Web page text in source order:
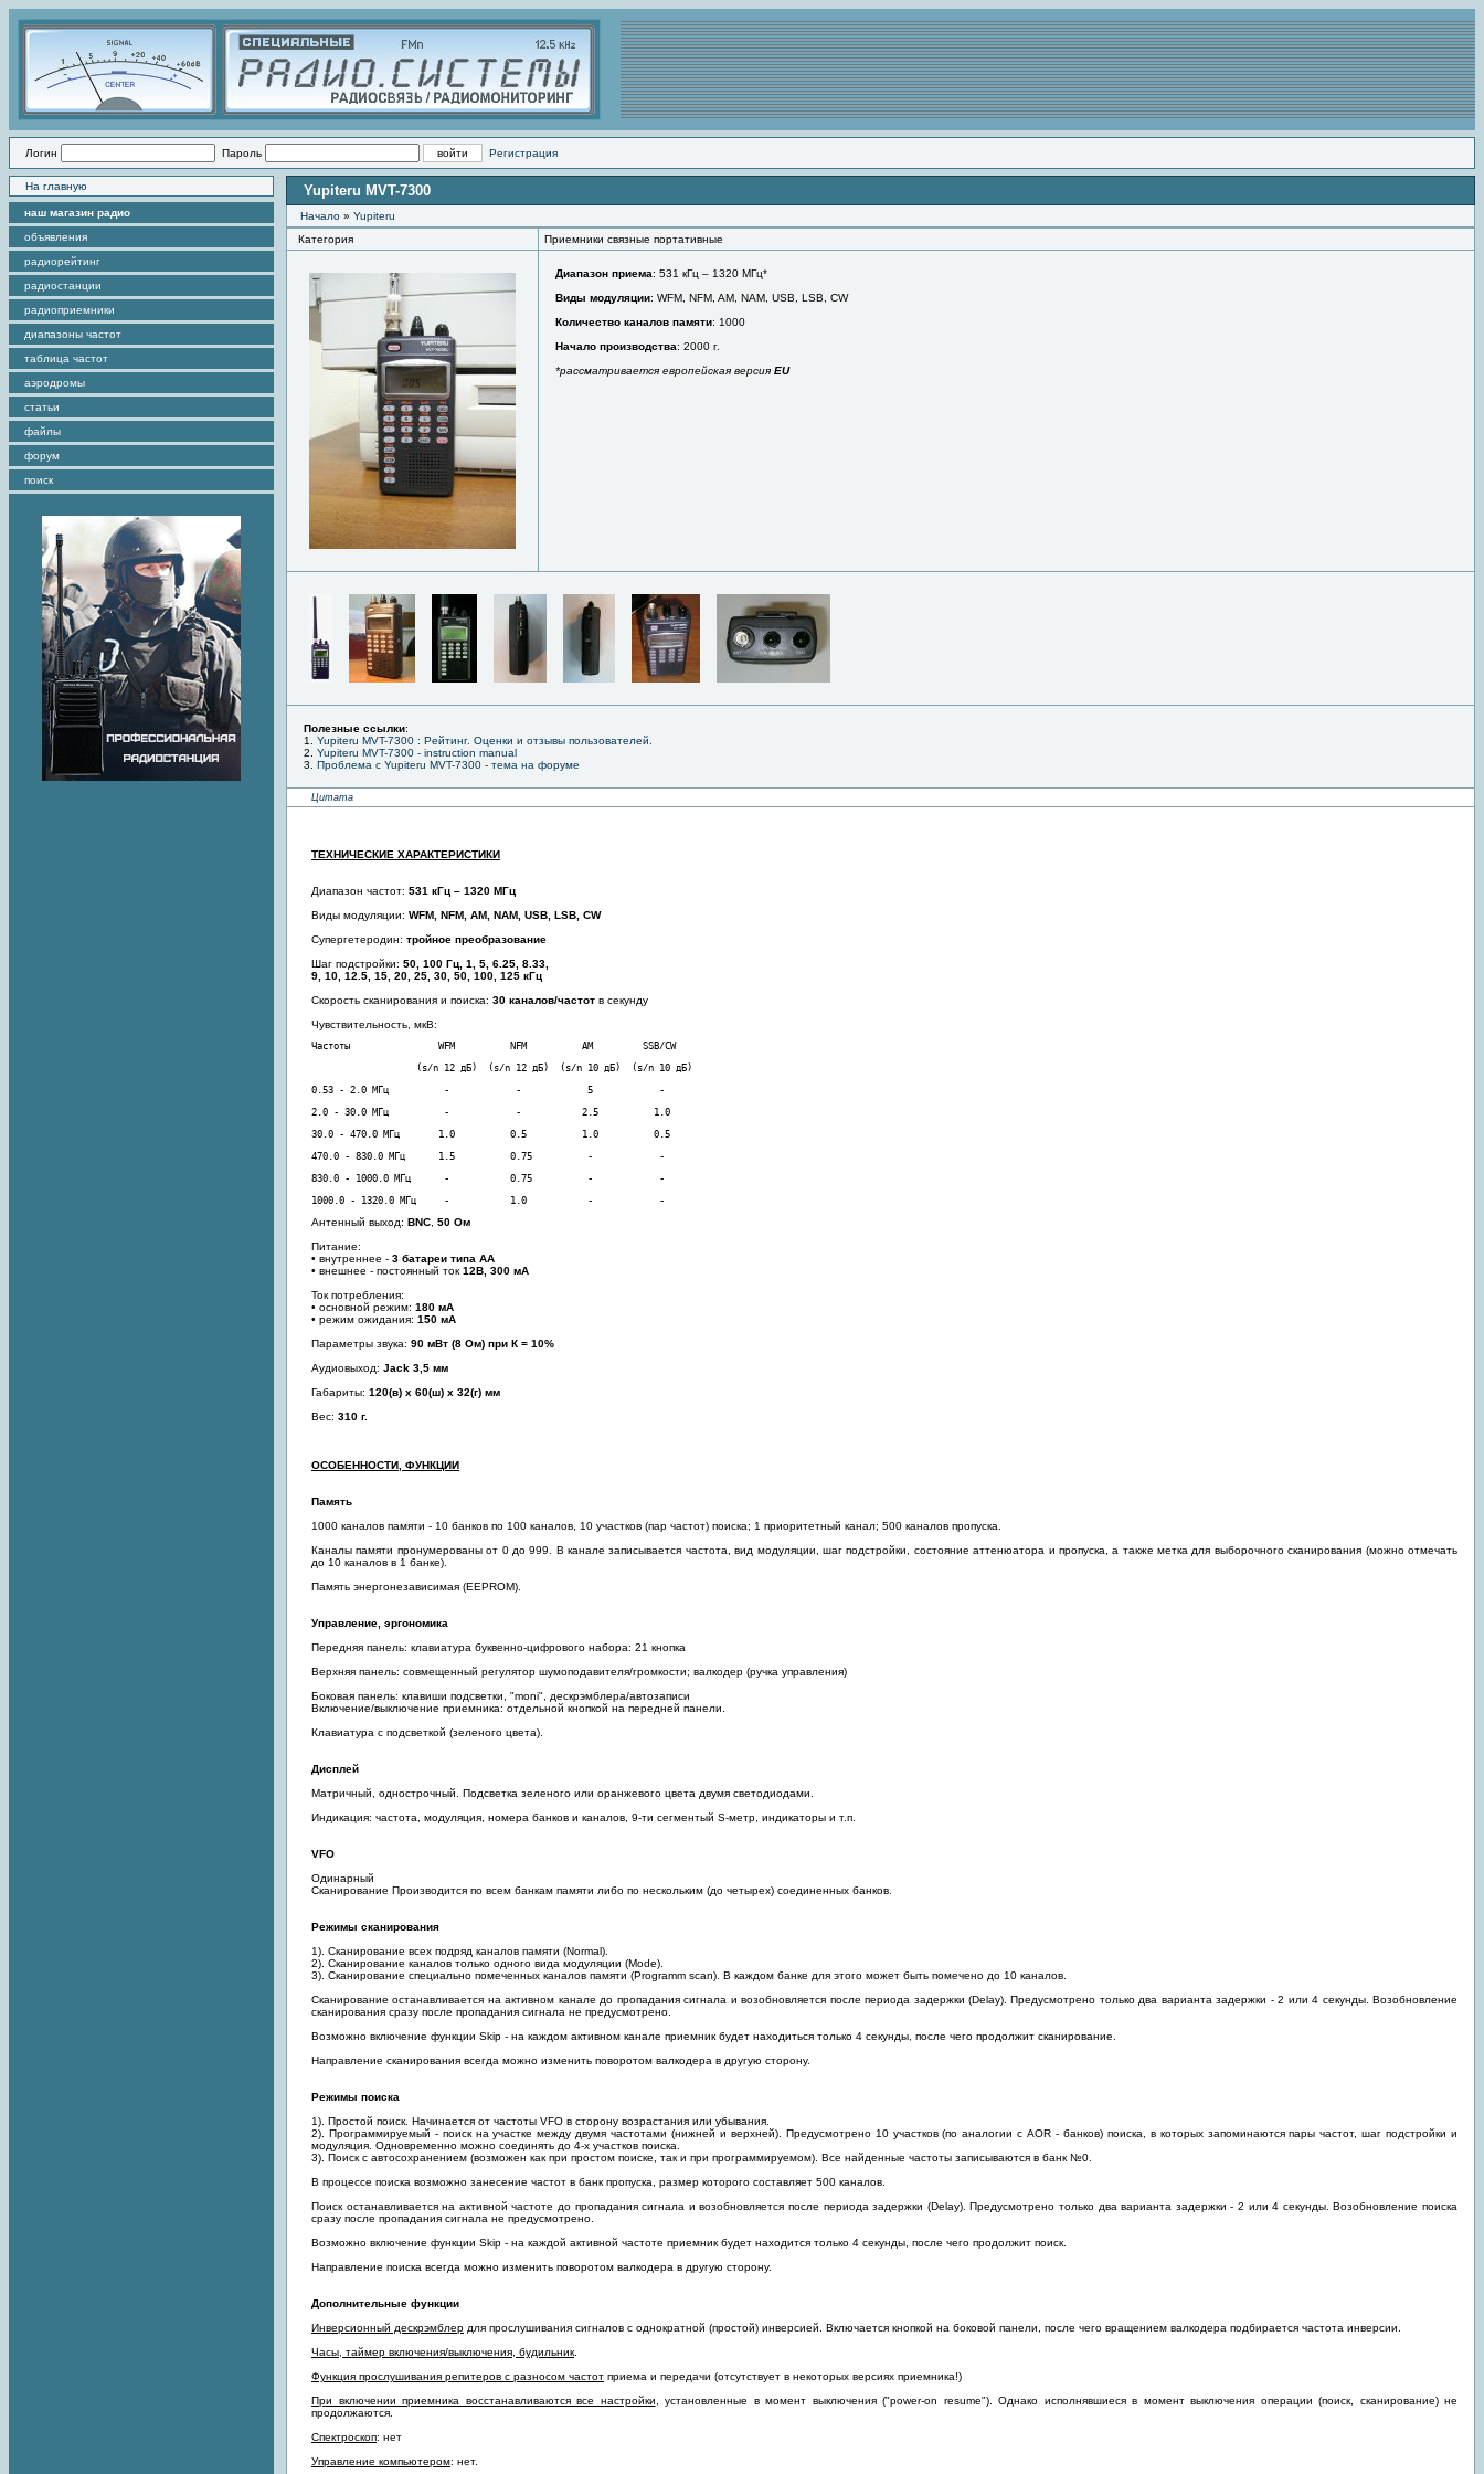
Логин Пароль Регистрация
На главную
наш магазин радио
объявления
радиорейтинг
радиостанции
радиоприемники
диапазоны частот
таблица частот
аэродромы
статьи
файлы
форум
поиск
Yupiteru MVT-7300
Начало » Yupiteru
Категория
Приемники связные портативные
Диапазон приема: 531 кГц – 1320 МГц*
Виды модуляции: WFM, NFM, AM, NAM, USB, LSB, CW
Количество каналов памяти: 1000
Начало производства: 2000 г.
*рассматривается европейская версия EU
Полезные ссылки:
1. Yupiteru MVT-7300 : Рейтинг. Оценки и отзывы пользователей.
2. Yupiteru MVT-7300 - instruction manual
3. Проблема с Yupiteru MVT-7300 - тема на форуме
Цитата
ТЕХНИЧЕСКИЕ ХАРАКТЕРИСТИКИ
Диапазон частот: 531 кГц – 1320 МГц
Виды модуляции: WFM, NFM, AM, NAM, USB, LSB, CW
Супергетеродин: тройное преобразование
Шаг подстройки: 50, 100 Гц, 1, 5, 6.25, 8.33,
9, 10, 12.5, 15, 20, 25, 30, 50, 100, 125 кГц
Скорость сканирования и поиска: 30 каналов/частот в секунду
Чувствительность, мкВ:
1000.0 - 1320.0 МГц     -           1.0           -            -
Антенный выход: BNC 50 Ом
Питание:
• внутреннее - 3 батареи типа AA
• внешнее - постоянный ток 12В, 300 мА
Ток потребления:
• основной режим: 180 мA
• режим ожидания: 150 мA
Параметры звука: 90 мВт (8 Ом) при К = 10%
Аудиовыход: Jack 3,5 мм
Габариты: 120(в) x 60(ш) x 32(г) мм
Вес: 310 г.
ОСОБЕННОСТИ, ФУНКЦИИ
Память
1000 каналов памяти - 10 банков по 100 каналов, 10 участков (пар частот) поиска; 1 приоритетный канал; 500 каналов пропуска.
Каналы памяти пронумерованы от 0 до 999. В канале записывается частота, вид модуляции, шаг подстройки, состояние аттенюатора и пропуска, а также метка для выборочного сканирования (можно отмечать
до 10 каналов в 1 банке).
Память энергонезависимая (EEPROM).
Управление, эргономика
Передняя панель: клавиатура буквенно-цифрового набора: 21 кнопка
Верхняя панель: совмещенный регулятор шумоподавителя/громкости; валкодер (ручка управления)
Боковая панель: клавиши подсветки, "moni", дескрэмблера/автозаписи
Включение/выключение приемника: отдельной кнопкой на передней панели.
Клавиатура с подсветкой (зеленого цвета).
Дисплей
Матричный, однострочный. Подсветка зеленого или оранжевого цвета двумя светодиодами.
Индикация: частота, модуляция, номера банков и каналов, 9-ти сегментый S-метр, индикаторы и т.п.
VFO
Одинарный
Сканирование Производится по всем банкам памяти либо по нескольким (до четырех) соединенных банков.
Режимы сканирования
1). Сканирование всех подряд каналов памяти (Normal).
2). Сканирование каналов только одного вида модуляции (Mode).
3). Сканирование специально помеченных каналов памяти (Programm scan). В каждом банке для этого может быть помечено до 10 каналов.
Сканирование останавливается на активном канале до пропадания сигнала и возобновляется после периода задержки (Delay). Предусмотрено только два варианта задержки - 2 или 4 секунды. Возобновление
сканирования сразу после пропадания сигнала не предусмотрено.
Возможно включение функции Skip - на каждом активном канале приемник будет находиться только 4 секунды, после чего продолжит сканирование.
Направление сканирования всегда можно изменить поворотом валкодера в другую сторону.
Режимы поиска
1). Простой поиск. Начинается от частоты VFO в сторону возрастания или убывания.
2). Программируемый - поиск на участке между двумя частотами (нижней и верхней). Предусмотрено 10 участков (по аналогии с AOR - банков) поиска, в которых запоминаются пары частот, шаг подстройки и
модуляция. Одновременно можно соединять до 4-х участков поиска.
3). Поиск с автосохранением (возможен как при простом поиске, так и при программируемом). Все найденные частоты записываются в банк №0.
В процессе поиска возможно занесение частот в банк пропуска, размер которого составляет 500 каналов.
Поиск останавливается на активной частоте до пропадания сигнала и возобновляется после периода задержки (Delay). Предусмотрено только два варианта задержки - 2 или 4 секунды. Возобновление поиска
сразу после пропадания сигнала не предусмотрено.
Возможно включение функции Skip - на каждой активной частоте приемник будет находится только 4 секунды, после чего продолжит поиск.
Направление поиска всегда можно изменить поворотом валкодера в другую сторону.
Дополнительные функции
Инверсионный дескрэмблер для прослушивания сигналов с однократной (простой) инверсией. Включается кнопкой на боковой панели, после чего вращением валкодера подбирается частота инверсии.
Часы, таймер включения/выключения, будильник
Функция прослушивания репитеров с разносом частот приема и передачи (отсутствует в некоторых версиях приемника!)
При включении приемника восстанавливаются все настройки , установленные в момент выключения ("power-on resume"). Однако исполнявшиеся в момент выключения операции (поиск, сканирование) не
продолжаются.
Спектроскоп: нет
Управление компьютером: нет.